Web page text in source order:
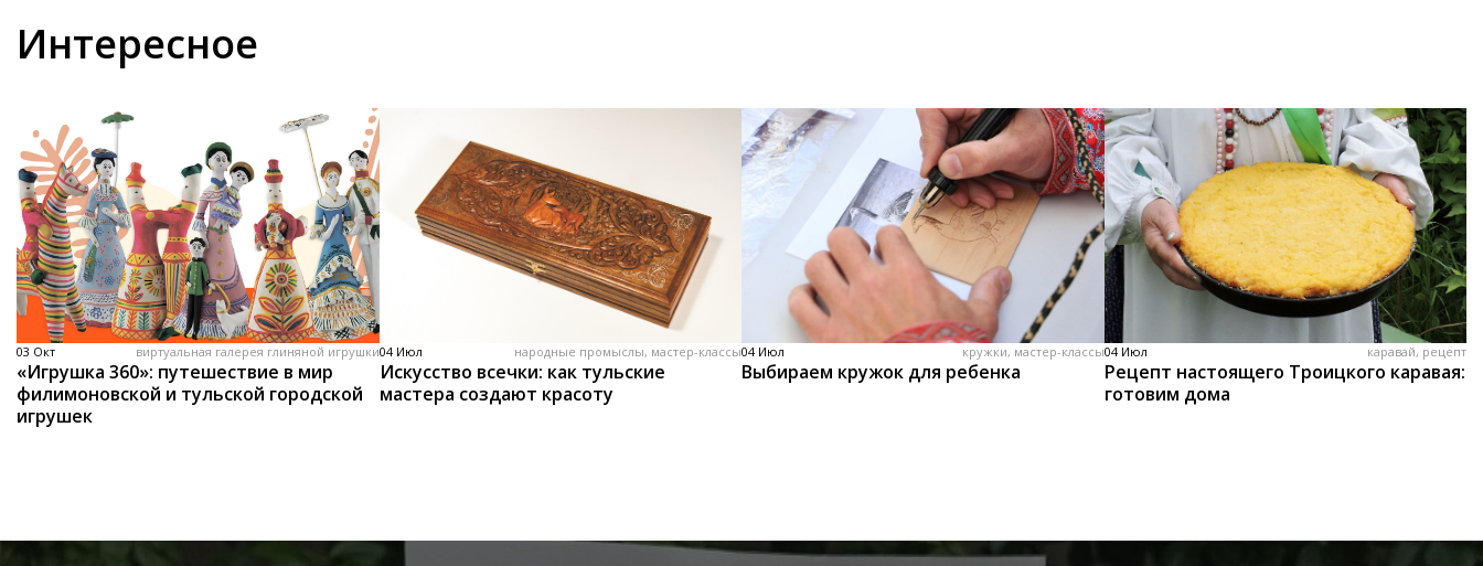
Интересное
03 Окт виртуальная галерея глиняной игрушки
«Игрушка 360»: путешествие в мир
филимоновской и тульской городской
игрушек
04 Июл народные промыслы, мастер-классы
Искусство всечки: как тульские
мастера создают красоту
04 Июл кружки, мастер-классы
Выбираем кружок для ребенка
04 Июл каравай, рецепт
Рецепт настоящего Троицкого каравая:
готовим дома